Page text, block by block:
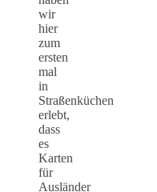
wir
hier
zum
ersten
mal
in
Straßenküchen
erlebt,
dass
es
Karten
für
Ausländer